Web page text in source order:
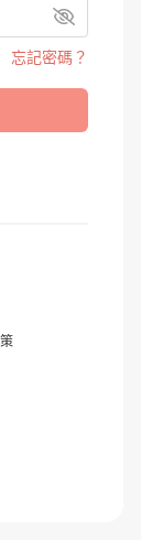
忘記密碼？